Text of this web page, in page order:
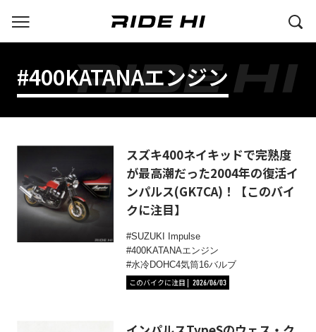
#400KATANAエンジン
スズキ400ネイキッドで完熟度
が最高潮だった2004年の復活イ
ンパルス(GK7CA)！【このバイ
クに注目】
SUZUKI Impulse
400KATANAエンジン
水冷DOHC4気筒16バルブ
このバイクに注目
2026/06/03